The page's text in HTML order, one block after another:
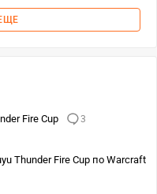
Fire Cup
3
Thunder Fire Cup по Warcraft